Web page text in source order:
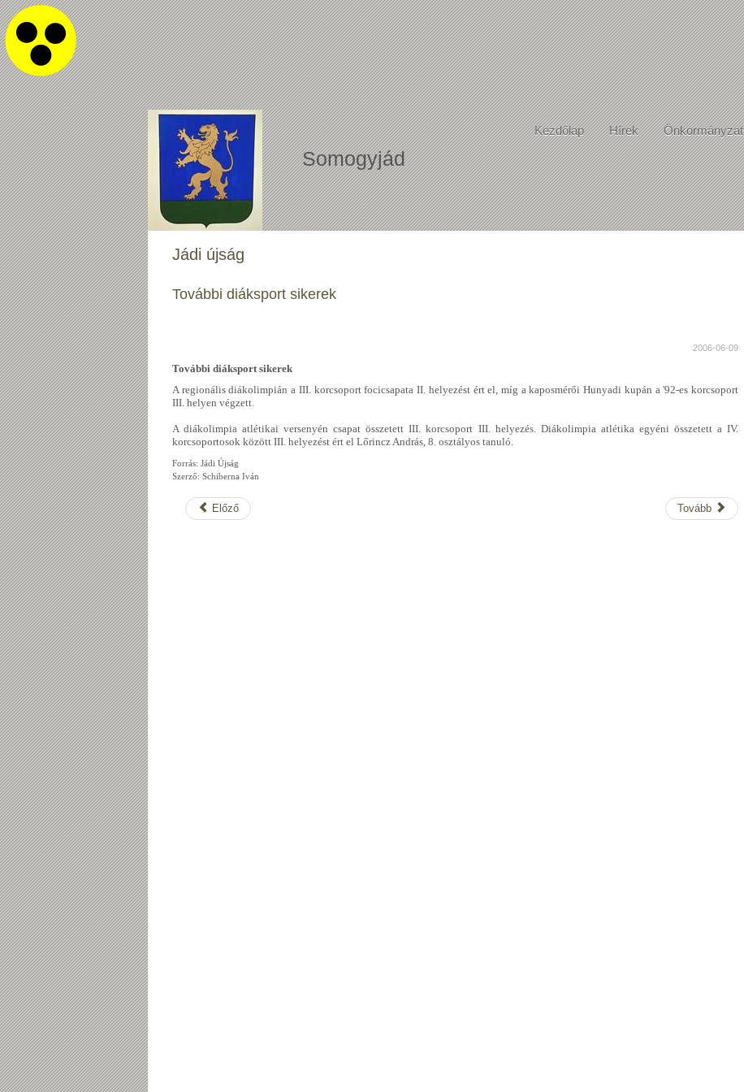
Kezdőlap Hírek Önkormányzat
Somogyjád
Jádi újság
További diáksport sikerek
2006-06-09
További diáksport sikerek
A regionális diákolimpián a III. korcsoport focicsapata II. helyezést ért el, míg a kaposmérői Hunyadi kupán a '92-es korcsoport
III. helyen végzett.
A diákolimpia atlétikai versenyén csapat összetett III. korcsoport III. helyezés. Diákolimpia atlétika egyéni összetett a IV.
korcsoportosok között III. helyezést ért el Lőrincz András, 8. osztályos tanuló.
Forrás: Jádi Újság
Szerző: Schiberna Iván
Előző Tovább